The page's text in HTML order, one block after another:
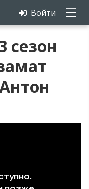
Войти
сезон